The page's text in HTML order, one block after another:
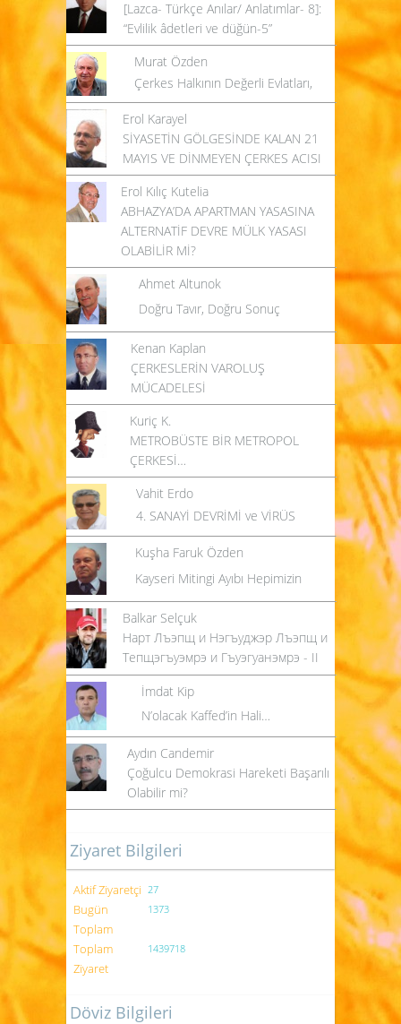
[Lazca- Türkçe Anılar/ Anlatımlar- 8]:
“Evlilik âdetleri ve düğün-5”
Murat Özden
Çerkes Halkının Değerli Evlatları,
Erol Karayel
SİYASETİN GÖLGESİNDE KALAN 21
MAYIS VE DİNMEYEN ÇERKES ACISI
Erol Kılıç Kutelia
ABHAZYA’DA APARTMAN YASASINA
ALTERNATİF DEVRE MÜLK YASASI
OLABİLİR Mİ?
Ahmet Altunok
Doğru Tavır, Doğru Sonuç
Kenan Kaplan
ÇERKESLERİN VAROLUŞ
MÜCADELESİ
Kuriç K.
METROBÜSTE BİR METROPOL
ÇERKESİ…
Vahit Erdo
4. SANAYİ DEVRİMİ ve VİRÜS
Kuşha Faruk Özden
Kayseri Mitingi Ayıbı Hepimizin
Balkar Selçuk
Нарт Лъэпщ и Нэгъуджэр Лъэпщ и
Тепщэгъуэмрэ и Гъуэгуанэмрэ - II
İmdat Kip
N’olacak Kaffed’in Hali…
Aydın Candemir
Çoğulcu Demokrasi Hareketi Başarılı
Olabilir mi?
Ziyaret Bilgileri
Aktif Ziyaretçi 27
Bugün
Toplam
1373
Toplam
Ziyaret
1439718
Döviz Bilgileri